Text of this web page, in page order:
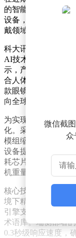
的智能眼镜新品成
设备，通过融合语
戴领域带来轻量化
科大讯飞选择在此
AI技术从实验室到
示，产品凝聚了三
合人体工学的轻量
款眼镜不仅是技术
向全球的愿景。
为实现40克的极致
化。采用新型树脂
模组缩小体积，镜
设备提升40%。通
耗芯片与智能电源
机重量控制在两枚鸡
核心技术层面，设
境下精准拾取人声
引擎支持65种语言
术语库。端侧部署
0.3秒级响应速度，
微信截
众